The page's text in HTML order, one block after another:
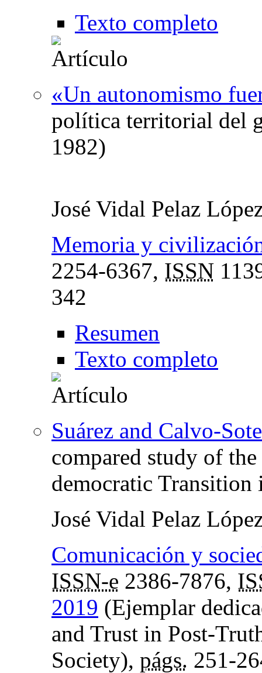
Texto completo
«Un autonomismo
política territorial del
1982)
José Vidal Pelaz
Memoria y
2254-6367, ISSN
342
Resumen
Texto completo
Suárez and Calvo-
compared study of
democratic
José Vidal Pelaz
Comunicación y
ISSN-e 2386-7876,
2019 (Ejemplar
and Trust in Post-
Society), págs. 251-